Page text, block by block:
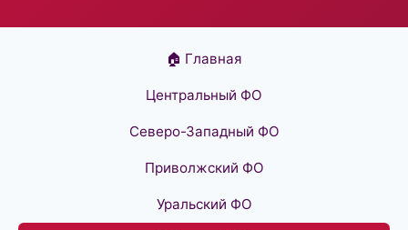
🏠 Главная
Центральный ФО
Северо-Западный ФО
Приволжский ФО
Уральский ФО